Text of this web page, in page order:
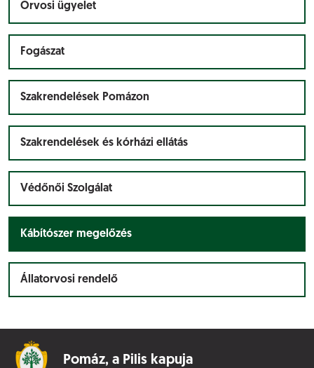
Orvosi ügyelet
Fogászat
Szakrendelések Pomázon
Szakrendelések és kórházi ellátás
Védőnői Szolgálat
Kábítószer megelőzés
Állatorvosi rendelő
Pomáz, a Pilis kapuja